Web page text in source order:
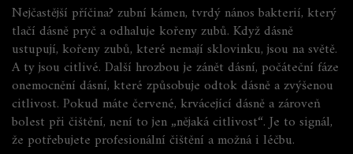
Nejčastější příčina? zubní kámen, tvrdý nános bakterií, který
tlačí dásně pryč a odhaluje kořeny zubů. Když dásně
ustupují, kořeny zubů, které nemají sklovinku, jsou na světě.
A ty jsou citlivé. Další hrozbou je zánět dásní, počáteční fáze
onemocnění dásní, které způsobuje odtok dásně a zvýšenou
citlivost. Pokud máte červené, krvácející dásně a zároveň
bolest při čištění, není to jen „nějaká citlivost“. Je to signál,
že potřebujete profesionální čištění a možná i léčbu.